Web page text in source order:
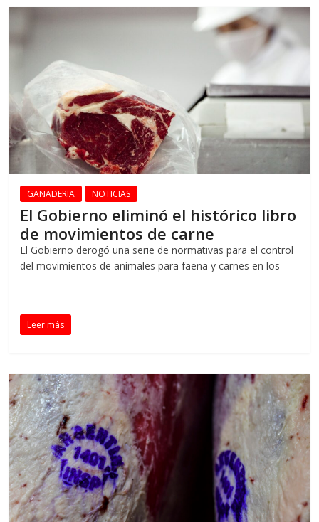
GANADERIA NOTICIAS
El Gobierno eliminó el histórico libro
de movimientos de carne
El Gobierno derogó una serie de normativas para el control
del movimientos de animales para faena y carnes en los
Leer más